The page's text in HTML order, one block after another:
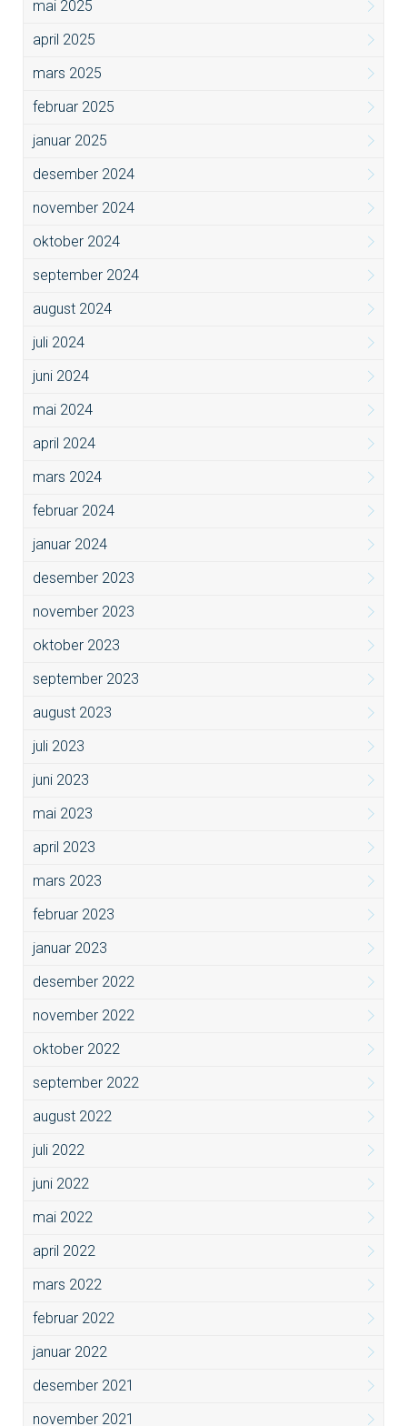
mai 2025
april 2025
mars 2025
februar 2025
januar 2025
desember 2024
november 2024
oktober 2024
september 2024
august 2024
juli 2024
juni 2024
mai 2024
april 2024
mars 2024
februar 2024
januar 2024
desember 2023
november 2023
oktober 2023
september 2023
august 2023
juli 2023
juni 2023
mai 2023
april 2023
mars 2023
februar 2023
januar 2023
desember 2022
november 2022
oktober 2022
september 2022
august 2022
juli 2022
juni 2022
mai 2022
april 2022
mars 2022
februar 2022
januar 2022
desember 2021
november 2021